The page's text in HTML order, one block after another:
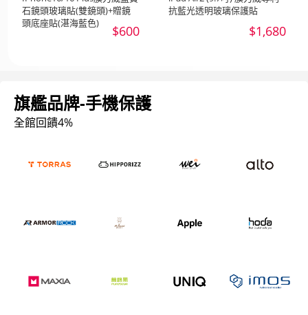
石鏡頭玻璃貼(雙鏡頭)+贈鏡
頭底座貼(湛海藍色)
$600
抗藍光透明玻璃保護貼
$1,680
旗艦品牌-手機保護
全館回饋4%